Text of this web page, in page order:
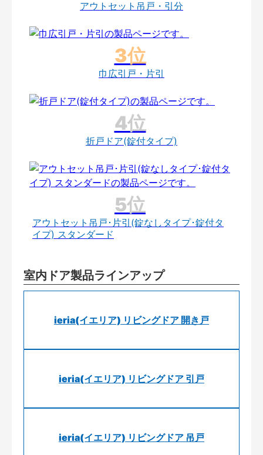
アウトセット吊戸・引分
巾広引戸・片引
折戸ドア(錠付タイプ)
アウトセット吊戸･片引(錠なしタイプ･錠付タ
イプ) スタンダード
室内ドア製品ラインアップ
ieria(イエリア) リビングドア 開き戸
ieria(イエリア) リビングドア 引戸
ieria(イエリア) リビングドア 吊戸